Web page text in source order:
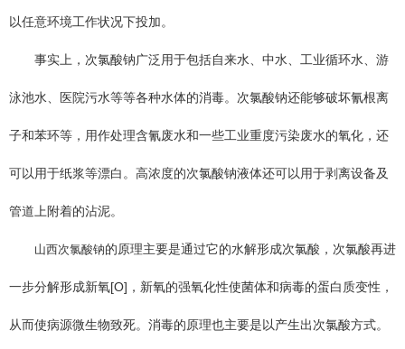
以任意环境工作状况下投加。
事实上，次氯酸钠广泛用于包括自来水、中水、工业循环水、游
泳池水、医院污水等等各种水体的消毒。次氯酸钠还能够破坏氰根离
子和苯环等，用作处理含氰废水和一些工业重度污染废水的氧化，还
可以用于纸浆等漂白。高浓度的次氯酸钠液体还可以用于剥离设备及
管道上附着的沾泥。
山西次氯酸钠的原理主要是通过它的水解形成次氯酸，次氯酸再进
一步分解形成新氧[O]，新氧的强氧化性使菌体和病毒的蛋白质变性，
从而使病源微生物致死。消毒的原理也主要是以产生出次氯酸方式。